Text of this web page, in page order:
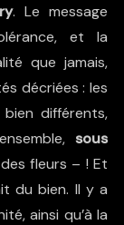
. Le message
et la
que jamais,
décriées : les
différents,
sous
fleurs – ! Et
du bien. Il y a
ainsi qu’à la